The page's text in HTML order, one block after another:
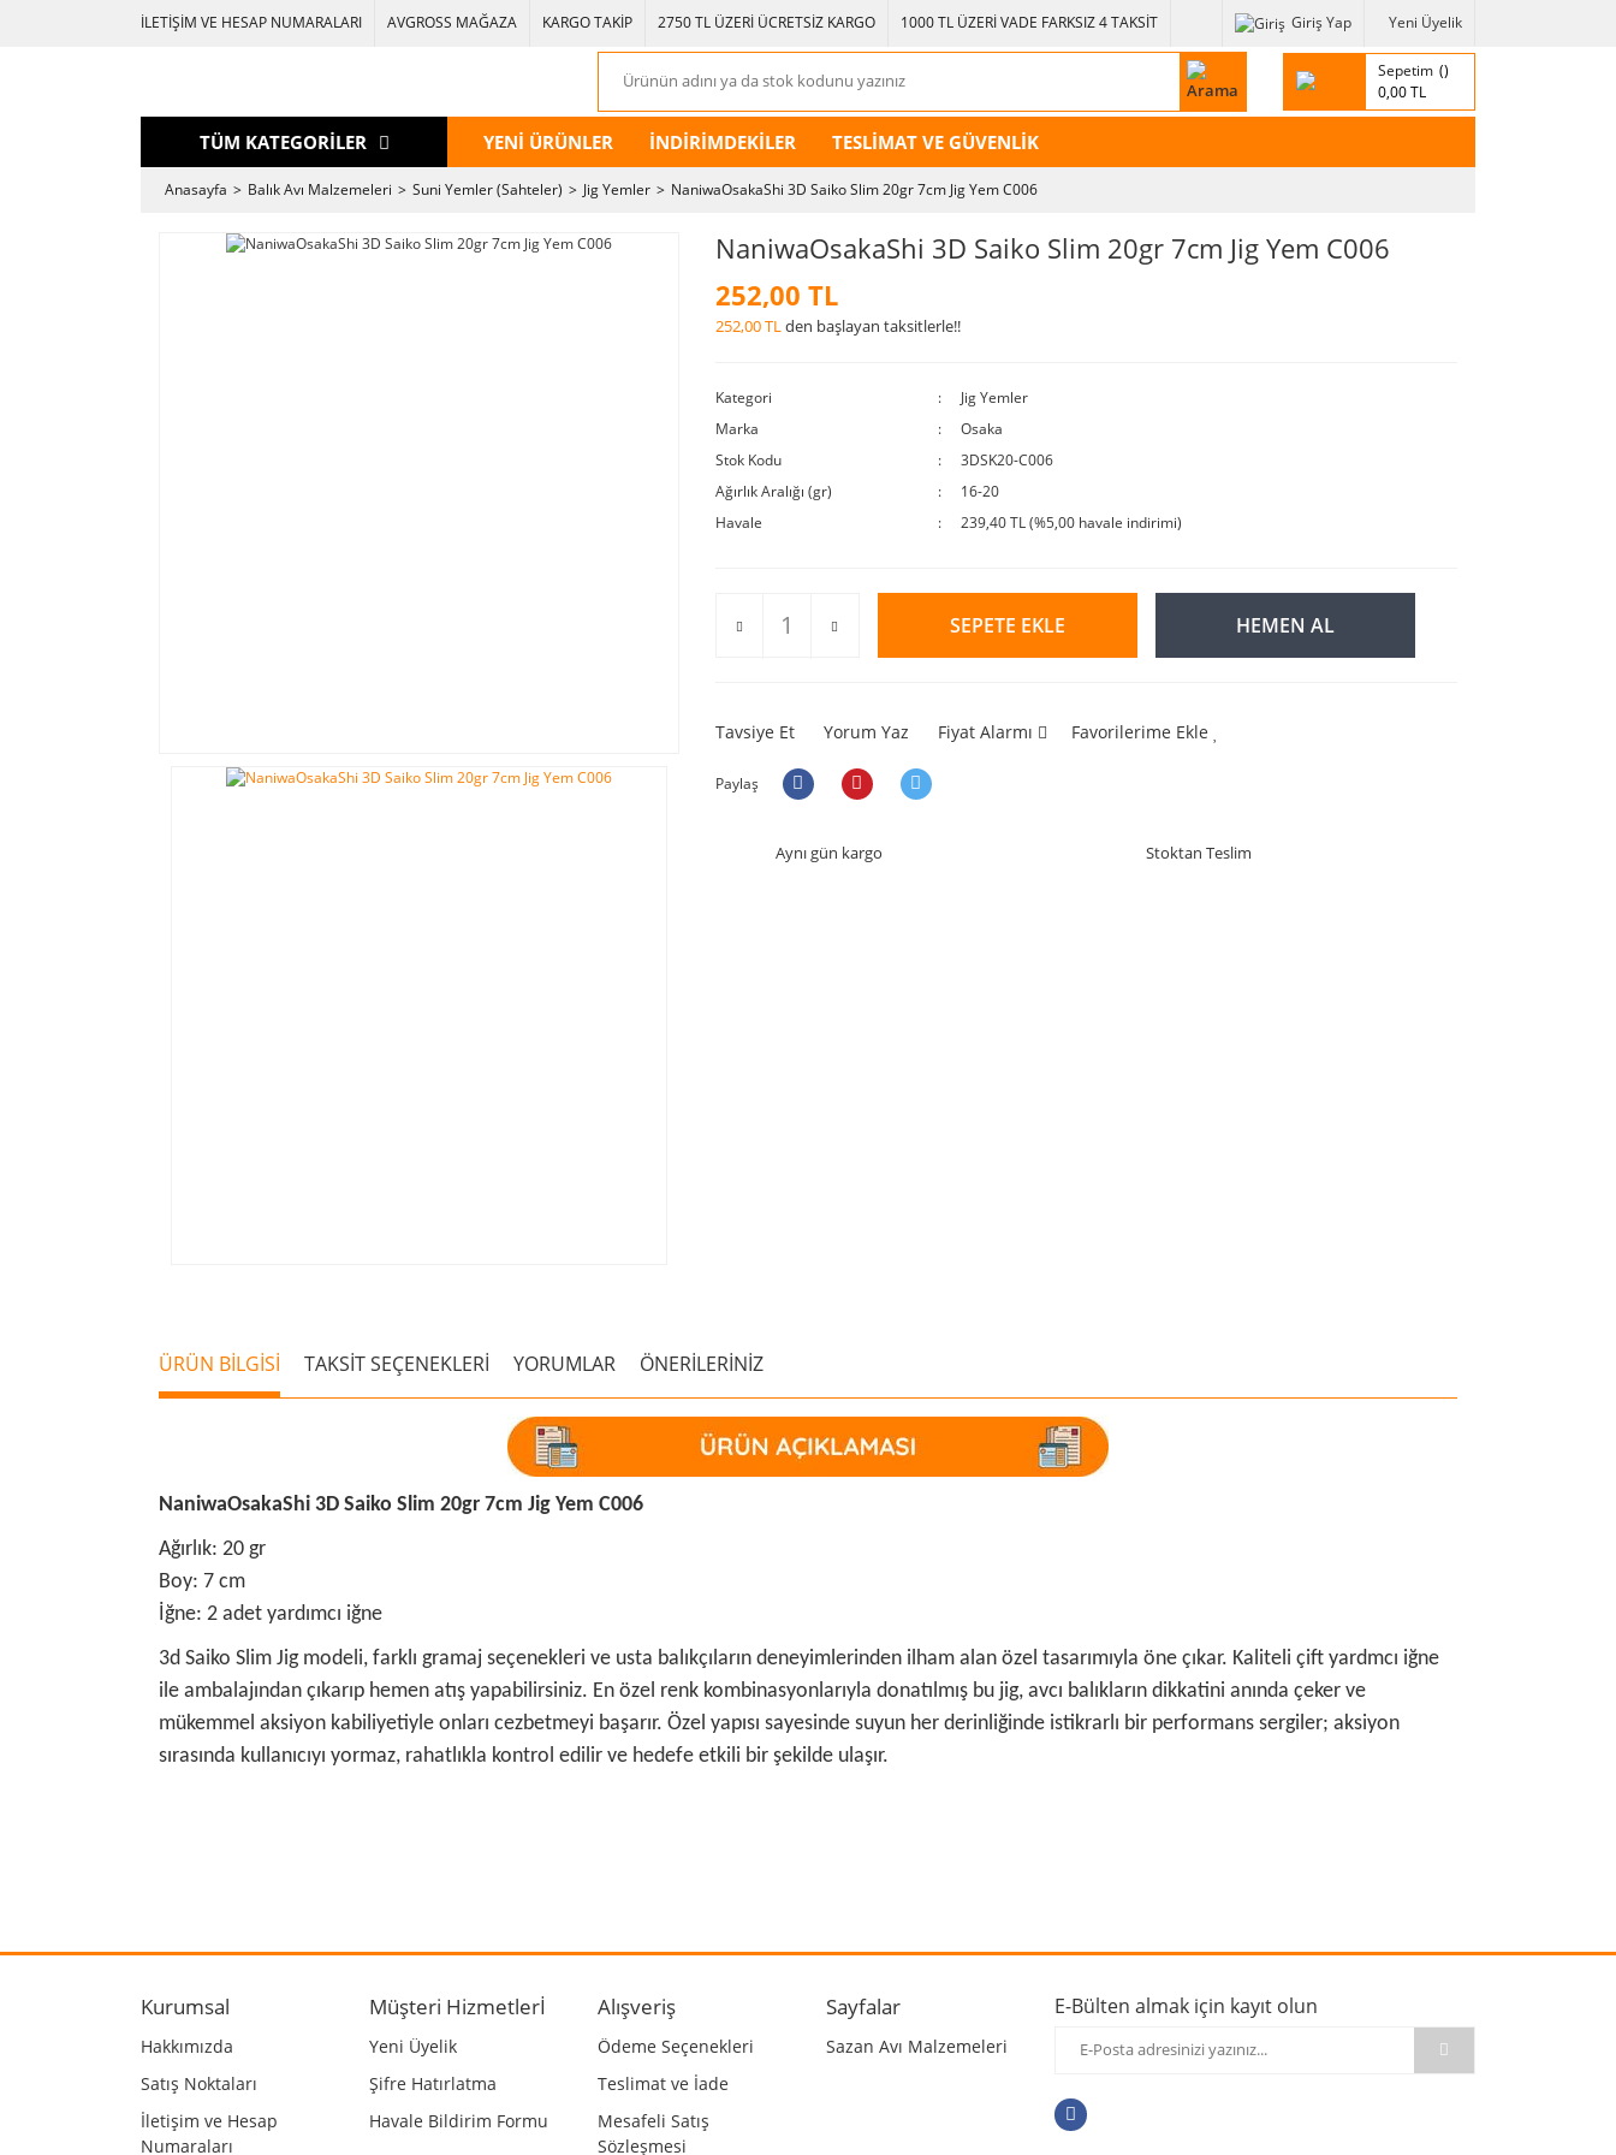
İLETİŞİM VE HESAP NUMARALARI AVGROSS MAĞAZA KARGO TAKİP 2750 TL ÜZERİ ÜCRETSİZ KARGO 1000 TL ÜZERİ VADE FARKSIZ 4 TAKSİT Giriş Yap Yeni Üyelik
Sepetim
0,00 TL
TÜM KATEGORİLER YENİ ÜRÜNLER İNDİRİMDEKİLER TESLİMAT VE GÜVENLİK
Anasayfa Balık Avı Malzemeleri Suni Yemler (Sahteler) Jig Yemler NaniwaOsakaShi 3D Saiko Slim 20gr 7cm Jig Yem C006
NaniwaOsakaShi 3D Saiko Slim 20gr 7cm Jig Yem C006
252,00 TL
252,00 TLden başlayan taksitlerle!!
Kategori
Jig Yemler
Marka
Osaka
Stok Kodu
3DSK20-C006
Ağırlık Aralığı (gr)
16-20
Havale
239,40 TL (%5,00 havale indirimi)
SEPETE EKLE HEMEN AL
Tavsiye Et Yorum Yaz Fiyat Alarmı Favorilerime Ekle
Paylaş
Aynı gün kargo Stoktan Teslim
ÜRÜN BİLGİSİ TAKSİT SEÇENEKLERİ YORUMLAR ÖNERİLERİNİZ
NaniwaOsakaShi 3D Saiko Slim 20gr 7cm Jig Yem C006
Ağırlık: 20 gr
Boy: 7 cm
İğne: 2 adet yardımcı iğne
3d Saiko Slim Jig modeli, farklı gramaj seçenekleri ve usta balıkçıların deneyimlerinden ilham alan özel tasarımıyla öne çıkar. Kaliteli çift yardmcı iğne
ile ambalajından çıkarıp hemen atış yapabilirsiniz. En özel renk kombinasyonlarıyla donatılmış bu jig, avcı balıkların dikkatini anında çeker ve
mükemmel aksiyon kabiliyetiyle onları cezbetmeyi başarır. Özel yapısı sayesinde suyun her derinliğinde istikrarlı bir performans sergiler; aksiyon
sırasında kullanıcıyı yormaz, rahatlıkla kontrol edilir ve hedefe etkili bir şekilde ulaşır.
Ürün resmi kalitesiz, bozuk veya görüntülenemiyor.
Ürün bilgilerinde hatalar bulunuyor.
Ürün fiyatı diğer sitelerden daha pahalı.
Bu ürüne benzer farklı alternatifler olmalı.
Kurumsal
Hakkımızda
Satış Noktaları
İletişim ve Hesap
Numaraları
Müşteri Hizmetlerİ
Yeni Üyelik
Şifre Hatırlatma
Havale Bildirim Formu
Alışveriş
Ödeme Seçenekleri
Teslimat ve İade
Mesafeli Satış
Sözleşmesi
Sayfalar
Sazan Avı Malzemeleri
E-Bülten almak için kayıt olun